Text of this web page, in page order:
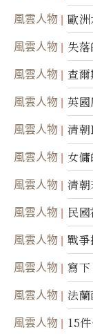
的
風雲人物 歐洲
風雲人物 失
風雲人物 查
風雲人物 英
風雲人物 清
風雲人物 女
風雲人物 清
風雲人物 民
風雲人物 戰
風雲人物
寫
家
風雲人物 法
風雲人物 15